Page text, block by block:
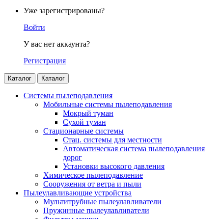
Уже зарегистрированы?
Войти
У вас нет аккаунта?
Регистрация
Каталог Каталог
Системы пылеподавления
Мобильные системы пылеподавления
Мокрый туман
Сухой туман
Стационарные системы
Стац. системы для местности
Автоматическая система пылеподавления
дорог
Установки высокого давления
Химическое пылеподавление
Сооружения от ветра и пыли
Пылеулавливающие устройства
Мультитрубные пылеулавливатели
Пружинные пылеулавливатели